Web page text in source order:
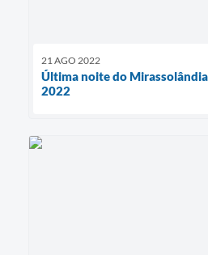
21 AGO 2022
Última noite do
2022